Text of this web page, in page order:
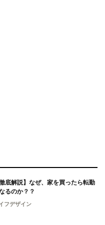
徹底解説】なぜ、家を買ったら転勤
るのか？？
フデザイン